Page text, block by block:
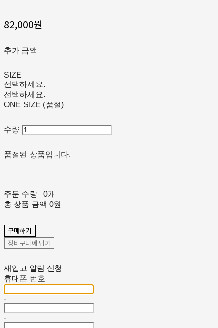
82,000원
추가 금액
SIZE
선택하세요.
선택하세요.
ONE SIZE (품절)
수량
품절된 상품입니다.
주문 수량
0개
총 상품 금액 0원
구매하기
장바구니에 담기
재입고 알림 신청
휴대폰 번호
-
-